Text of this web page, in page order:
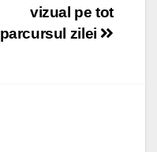
vizual pe tot
parcursul zilei